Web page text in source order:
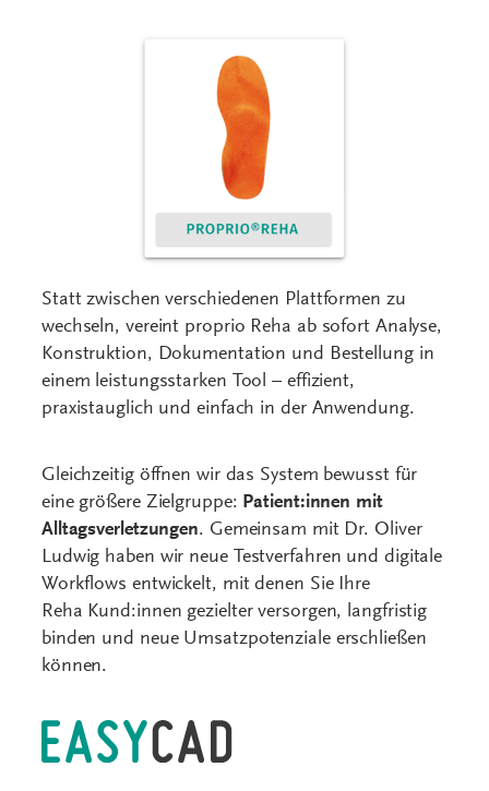
Statt zwischen verschiedenen Plattformen zu
wechseln, vereint proprio Reha ab sofort Analyse,
Konstruktion, Dokumentation und Bestellung in
einem leistungsstarken Tool – effizient,
praxistauglich und einfach in der Anwendung.
Gleichzeitig öffnen wir das System bewusst für
eine größere Zielgruppe: Patient:innen mit
Alltagsverletzungen. Gemeinsam mit Dr. Oliver
Ludwig haben wir neue Testverfahren und digitale
Workflows entwickelt, mit denen Sie Ihre
Reha Kund:innen gezielter versorgen, langfristig
binden und neue Umsatzpotenziale erschließen
können.